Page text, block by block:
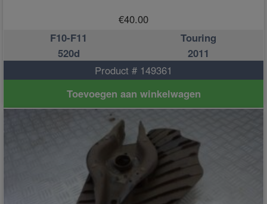
€40.00
F10-F11
Touring
520d
2011
Product # 149361
Toevoegen aan winkelwagen